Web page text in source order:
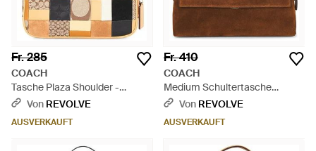
Fr. 285
COACH
Tasche Plaza Shoulder -
Mehrfarbig
Von REVOLVE
AUSVERKAUFT
Fr. 410
COACH
Medium Schultertasche
Chelsea - Braun
Von REVOLVE
AUSVERKAUFT